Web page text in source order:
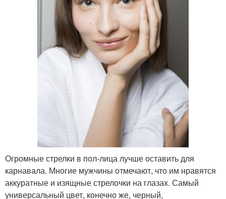
Огромные стрелки в пол-лица лучше оставить для
карнавала. Многие мужчины отмечают, что им нравятся
аккуратные и изящные стрелочки на глазах. Самый
универсальный цвет, конечно же, черный,